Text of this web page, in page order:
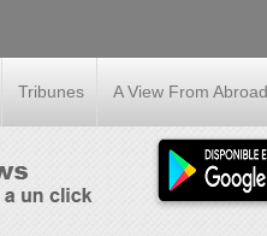
Tribunes A View From Abroad